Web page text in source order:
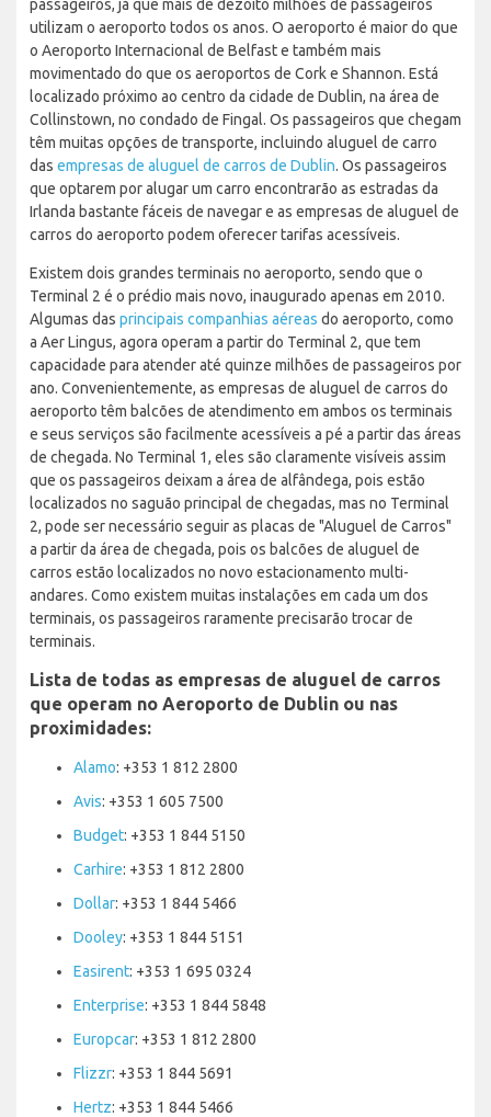
passageiros, já que mais de dezoito milhões de passageiros
utilizam o aeroporto todos os anos. O aeroporto é maior do que
o Aeroporto Internacional de Belfast e também mais
movimentado do que os aeroportos de Cork e Shannon. Está
localizado próximo ao centro da cidade de Dublin, na área de
Collinstown, no condado de Fingal. Os passageiros que chegam
têm muitas opções de transporte, incluindo aluguel de carro
das empresas de aluguel de carros de Dublin. Os passageiros
que optarem por alugar um carro encontrarão as estradas da
Irlanda bastante fáceis de navegar e as empresas de aluguel de
carros do aeroporto podem oferecer tarifas acessíveis.
Existem dois grandes terminais no aeroporto, sendo que o
Terminal 2 é o prédio mais novo, inaugurado apenas em 2010.
Algumas das principais companhias aéreas do aeroporto, como
a Aer Lingus, agora operam a partir do Terminal 2, que tem
capacidade para atender até quinze milhões de passageiros por
ano. Convenientemente, as empresas de aluguel de carros do
aeroporto têm balcões de atendimento em ambos os terminais
e seus serviços são facilmente acessíveis a pé a partir das áreas
de chegada. No Terminal 1, eles são claramente visíveis assim
que os passageiros deixam a área de alfândega, pois estão
localizados no saguão principal de chegadas, mas no Terminal
2, pode ser necessário seguir as placas de "Aluguel de Carros"
a partir da área de chegada, pois os balcões de aluguel de
carros estão localizados no novo estacionamento multi-
andares. Como existem muitas instalações em cada um dos
terminais, os passageiros raramente precisarão trocar de
terminais.
Lista de todas as empresas de aluguel de carros
que operam no Aeroporto de Dublin ou nas
proximidades:
Alamo: +353 1 812 2800
Avis: +353 1 605 7500
Budget: +353 1 844 5150
Carhire: +353 1 812 2800
Dollar: +353 1 844 5466
Dooley: +353 1 844 5151
Easirent: +353 1 695 0324
Enterprise: +353 1 844 5848
Europcar: +353 1 812 2800
Flizzr: +353 1 844 5691
Hertz: +353 1 844 5466